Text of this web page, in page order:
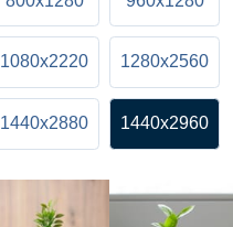
1080x2220 1280x2560
1440x2880 1440x2960